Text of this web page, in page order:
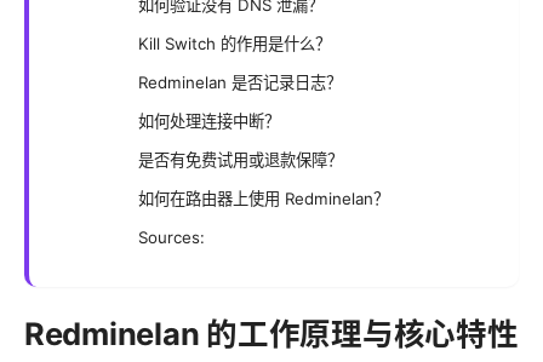
如何验证没有 DNS 泄漏？
Kill Switch 的作用是什么？
Redminelan 是否记录日志？
如何处理连接中断？
是否有免费试用或退款保障？
如何在路由器上使用 Redminelan？
Sources:
Redminelan 的工作原理与核心特性